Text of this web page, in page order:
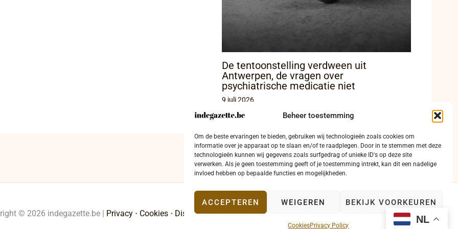
Beheer toestemming
Om de beste ervaringen te bieden, gebruiken wij technologieën zoals cookies om
informatie over je apparaat op te slaan en/of te raadplegen. Door in te stemmen met deze
technologieën kunnen wij gegevens zoals surfgedrag of unieke ID's op deze site
verwerken. Als je geen toestemming geeft of je toestemming intrekt, kan dit een nadelige
invloed hebben op bepaalde functies en mogelijkheden.
ACCEPTEREN WEIGEREN BEKIJK VOORKEUREN
CookiesPrivacy Policy
De tentoonstelling verdween uit
Antwerpen, de vragen over
psychiatrische medicatie niet
9 juli 2026
© 2026 indegazette.be | Privacy• Cookies• Disclaimer•Contact
NL